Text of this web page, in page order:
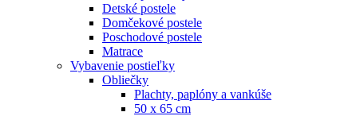
Detské postele
Domčekové postele
Poschodové postele
Matrace
Vybavenie postieľky
Obliečky
Plachty, paplóny a vankúše
50 x 65 cm